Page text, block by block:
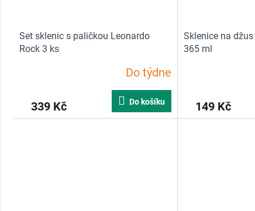
Set sklenic s paličkou Leonardo
Rock 3 ks
Do týdne
339 Kč Do košíku
Sklenice na
365 ml
149 Kč